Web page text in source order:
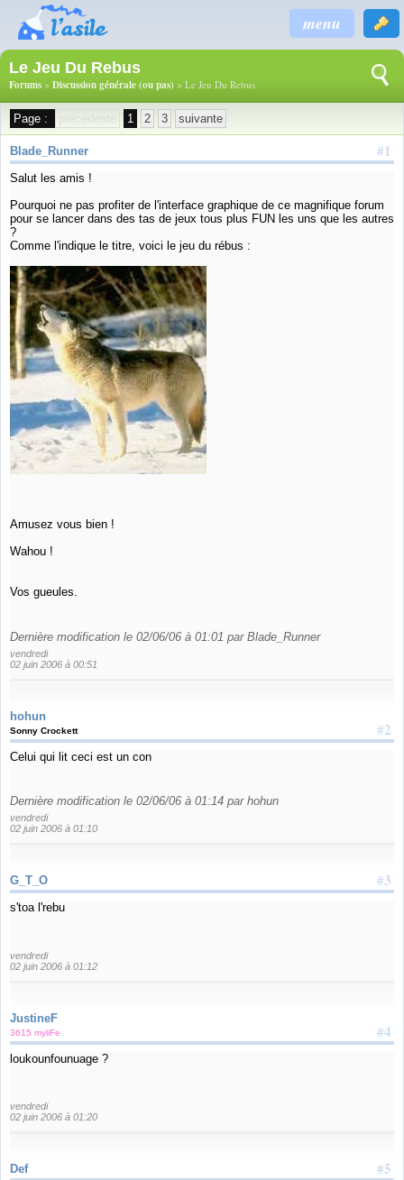
menu
Le Jeu Du Rebus
Forums > Discussion générale (ou pas) > Le Jeu Du Rebus
Page : 1 2 3 suivante
#1
Blade_Runner
Salut les amis !
Pourquoi ne pas profiter de l'interface graphique de ce magnifique forum
pour se lancer dans des tas de jeux tous plus FUN les uns que les autres
?
Comme l'indique le titre, voici le jeu du rébus :
Amusez vous bien !
Wahou !
Vos gueules.
Dernière modification le 02/06/06 à 01:01 par Blade_Runner
vendredi
02 juin 2006 à 00:51
hohun
#2
Sonny Crockett
Celui qui lit ceci est un con
Dernière modification le 02/06/06 à 01:14 par hohun
vendredi
02 juin 2006 à 01:10
#3
G_T_O
s'toa l'rebu
vendredi
02 juin 2006 à 01:12
JustineF
#4
3615 myliFe
loukounfounuage ?
vendredi
02 juin 2006 à 01:20
#5
Def